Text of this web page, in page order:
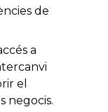
de
a
el
negocis.